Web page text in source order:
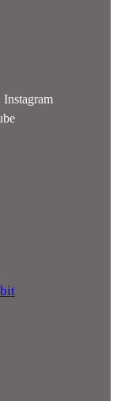
Instagram